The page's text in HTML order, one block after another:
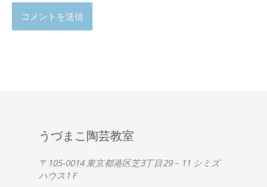
うづまこ陶芸教室
〒105-0014 東京都港区芝3丁目29－11 シミズ
ハウス1Ｆ